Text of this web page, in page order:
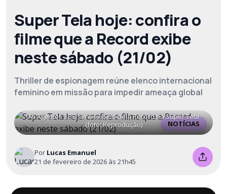
Super Tela hoje: confira o
filme que a Record exibe
neste sábado (21/02)
Thriller de espionagem reúne elenco internacional
feminino em missão para impedir ameaça global
NOTÍCIAS
As Agentes 355 será exibido pela Record na Super Tela
(foto: Reprodução)
Por Lucas Emanuel
21 de fevereiro de 2026 às 21h45